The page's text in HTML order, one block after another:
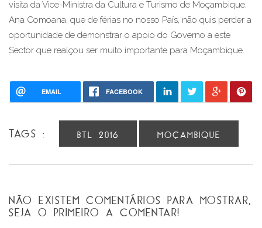
visita da Vice-Ministra da Cultura e Turismo de Moçambique,
Ana Comoana, que de férias no nosso País, não quis perder a
oportunidade de demonstrar o apoio do Governo a este
Sector que realçou ser muito importante para Moçambique.
EMAIL FACEBOOK
TAGS : BTL 2016 MOÇAMBIQUE
NÃO EXISTEM COMENTÁRIOS PARA MOSTRAR,
SEJA O PRIMEIRO A COMENTAR!